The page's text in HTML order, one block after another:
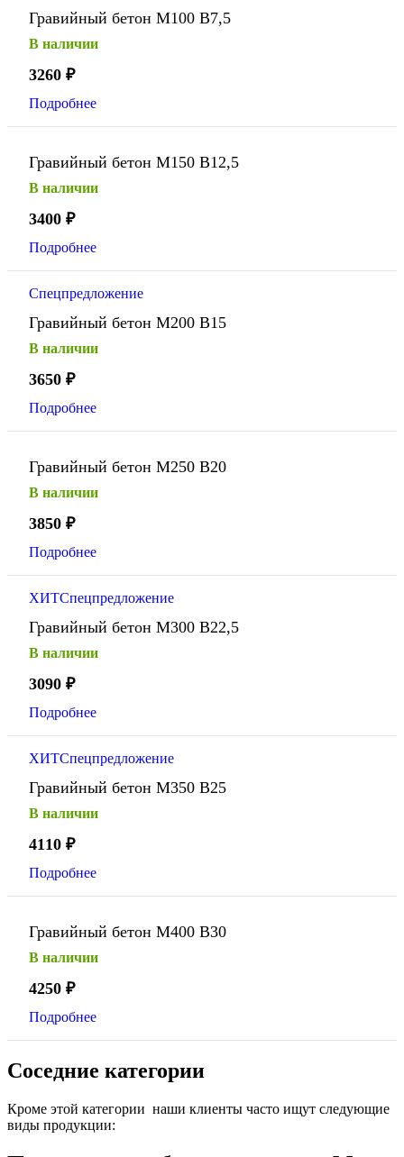
Гравийный бетон М100 В7,5
В наличии
3260 ₽
Подробнее
Гравийный бетон М150 В12,5
В наличии
3400 ₽
Подробнее
Спецпредложение
Гравийный бетон М200 В15
В наличии
3650 ₽
Подробнее
Гравийный бетон М250 В20
В наличии
3850 ₽
Подробнее
ХИТСпецпредложение
Гравийный бетон М300 В22,5
В наличии
3090 ₽
Подробнее
ХИТСпецпредложение
Гравийный бетон М350 В25
В наличии
4110 ₽
Подробнее
Гравийный бетон М400 В30
В наличии
4250 ₽
Подробнее
Соседние категории
Кроме этой категории наши клиенты часто ищут следующие
виды продукции: